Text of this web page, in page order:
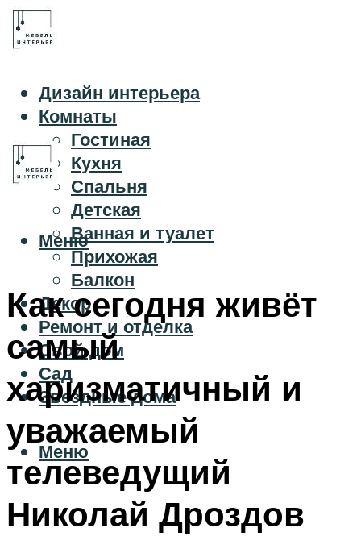
Дизайн интерьера
Комнаты
Гостиная
Кухня
Спальня
Детская
Ванная и туалет
Прихожая
Балкон
Декор
Ремонт и отделка
Свой дом
Сад
Звездные дома
Меню
Меню
Как сегодня живёт
самый
харизматичный и
уважаемый
телеведущий
Николай Дроздов